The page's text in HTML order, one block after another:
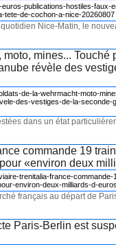
Nice-Matin, le
mines... Touché
révèle des
dans un état
commande 19
«environ deux
français au départ de
Paris-Berlin est